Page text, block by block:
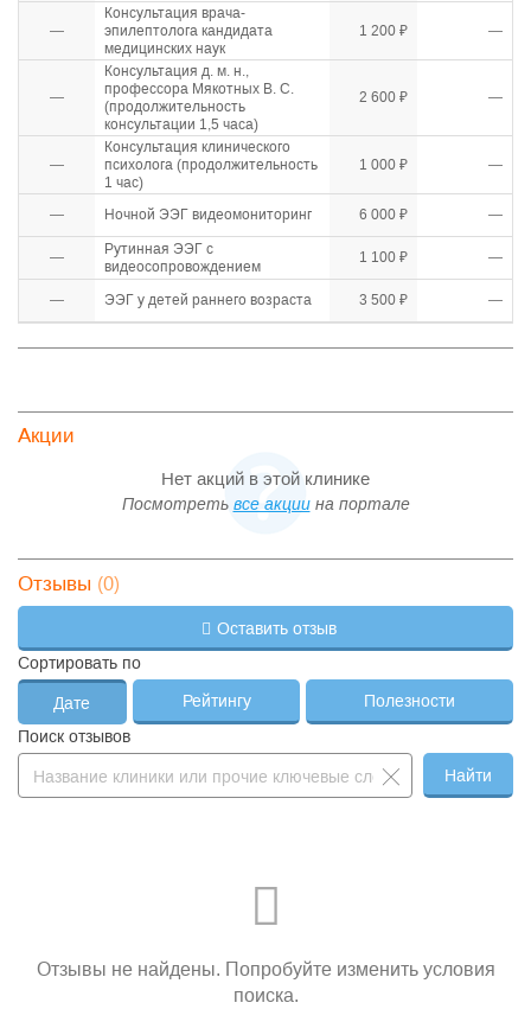
—
Консультация врача-
эпилептолога кандидата
медицинских наук
1 200 ₽ —
—
Консультация д. м. н.,
профессора Мякотных В. С.
(продолжительность
консультации 1,5 часа)
2 600 ₽ —
—
Консультация клинического
психолога (продолжительность
1 час)
1 000 ₽ —
— Ночной ЭЭГ видеомониторинг 6 000 ₽ —
—
Рутинная ЭЭГ с
видеосопровождением
1 100 ₽ —
— ЭЭГ у детей раннего возраста 3 500 ₽ —
Акции
Нет акций в этой клинике
Посмотреть все акциина портале
Отзывы (0)
Оставить отзыв
Сортировать по
Дате Рейтингу
Полезности
Поиск отзывов
Найти
Отзывы не найдены. Попробуйте изменить условия
поиска.